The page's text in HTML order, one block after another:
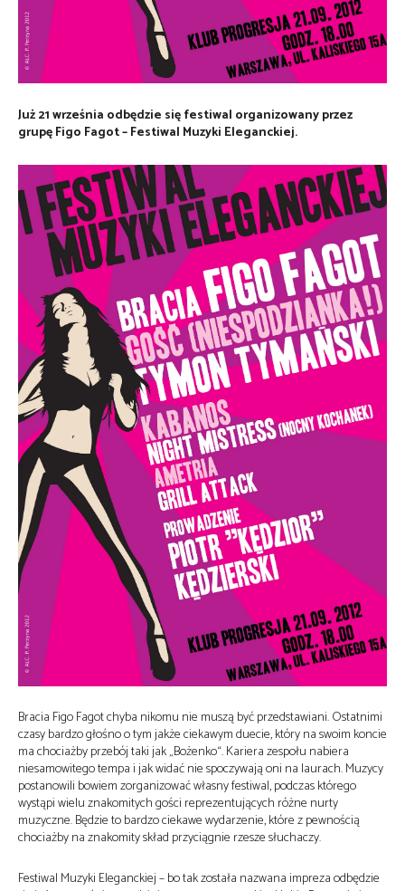
Już 21 września odbędzie się festiwal organizowany przez
grupę Figo Fagot – Festiwal Muzyki Eleganckiej.
Bracia Figo Fagot chyba nikomu nie muszą być przedstawiani. Ostatnimi
czasy bardzo głośno o tym jakże ciekawym duecie, który na swoim koncie
ma chociażby przebój taki jak „Bożenko“. Kariera zespołu nabiera
niesamowitego tempa i jak widać nie spoczywają oni na laurach. Muzycy
postanowili bowiem zorganizować własny festiwal, podczas którego
wystąpi wielu znakomitych gości reprezentujących różne nurty
muzyczne. Będzie to bardzo ciekawe wydarzenie, które z pewnością
chociażby na znakomity skład przyciągnie rzesze słuchaczy.
Festiwal Muzyki Eleganckiej – bo tak została nazwana impreza odbędzie